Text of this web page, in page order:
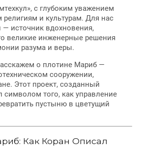
с глубоким уважением
и культурам. Для нас
источник вдохновения,
великие инженерные решения
разума и веры.
о плотине Мариб —
сооружении,
Этот проект, созданный
символом того, как управление
пустыню в цветущий
Как Коран Описал